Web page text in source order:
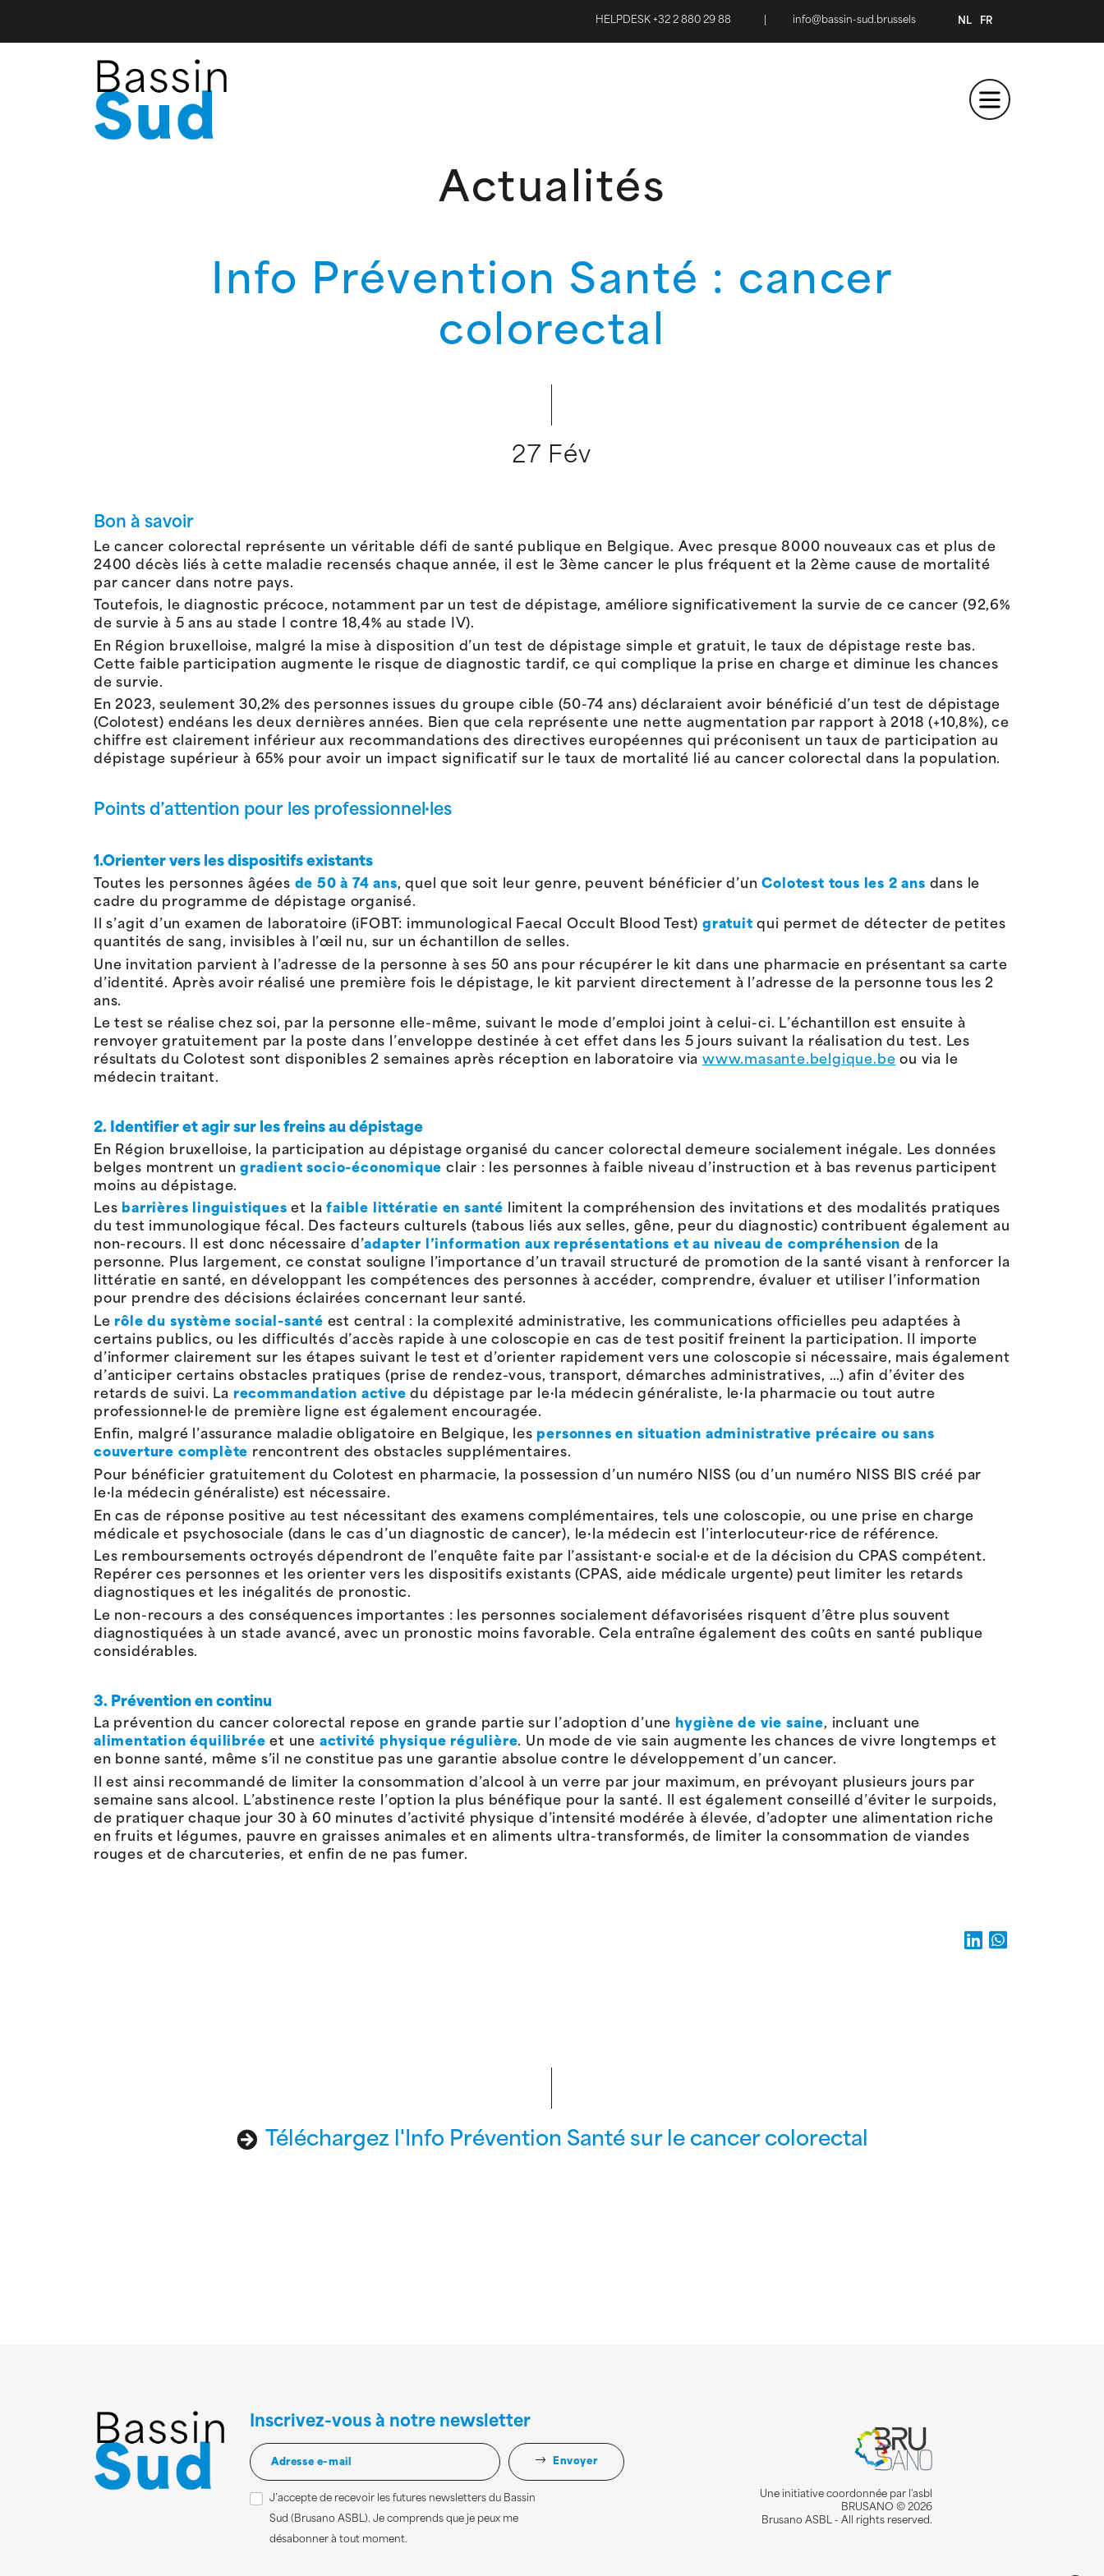
HELPDESK +32 2 880 29 88 info@bassin-sud.brussels NL FR
Actualités
Info Prévention Santé : cancer
colorectal
27 Fév
Bon à savoir
Le cancer colorectal représente un véritable défi de santé publique en Belgique. Avec presque 8000 nouveaux cas et plus de
2400 décès liés à cette maladie recensés chaque année, il est le 3ème cancer le plus fréquent et la 2ème cause de mortalité
par cancer dans notre pays.
Toutefois, le diagnostic précoce, notamment par un test de dépistage, améliore significativement la survie de ce cancer (92,6%
de survie à 5 ans au stade I contre 18,4% au stade IV).
En Région bruxelloise, malgré la mise à disposition d’un test de dépistage simple et gratuit, le taux de dépistage reste bas.
Cette faible participation augmente le risque de diagnostic tardif, ce qui complique la prise en charge et diminue les chances
de survie.
En 2023, seulement 30,2% des personnes issues du groupe cible (50-74 ans) déclaraient avoir bénéficié d’un test de dépistage
(Colotest) endéans les deux dernières années. Bien que cela représente une nette augmentation par rapport à 2018 (+10,8%), ce
chiffre est clairement inférieur aux recommandations des directives européennes qui préconisent un taux de participation au
dépistage supérieur à 65% pour avoir un impact significatif sur le taux de mortalité lié au cancer colorectal dans la population.
Points d’attention pour les professionnel·les
1.Orienter vers les dispositifs existants
Toutes les personnes âgées de 50 à 74 ans, quel que soit leur genre, peuvent bénéficier d’unColotest tous les 2 ans dans le
cadre du programme de dépistage organisé.
Il s’agit d’un examen de laboratoire (iFOBT: immunological Faecal Occult Blood Test) gratuitqui permet de détecter de petites
quantités de sang, invisibles à l’œil nu, sur un échantillon de selles.
Une invitation parvient à l’adresse de la personne à ses 50 ans pour récupérer le kit dans une pharmacie en présentant sa carte
d’identité. Après avoir réalisé une première fois le dépistage, le kit parvient directement à l’adresse de la personne tous les 2
ans.
Le test se réalise chez soi, par la personne elle-même, suivant le mode d’emploi joint à celui-ci. L’échantillon est ensuite à
renvoyer gratuitement par la poste dans l’enveloppe destinée à cet effet dans les 5 jours suivant la réalisation du test. Les
résultats du Colotest sont disponibles 2 semaines après réception en laboratoire via www.masante.belgique.be ou via le
médecin traitant.
2. Identifier et agir sur les freins au dépistage
En Région bruxelloise, la participation au dépistage organisé du cancer colorectal demeure socialement inégale. Les données
belges montrent ungradient socio-économique clair : les personnes à faible niveau d’instruction et à bas revenus participent
moins au dépistage.
Les barrières linguistiques et lafaible littératie en santé limitent la compréhension des invitations et des modalités pratiques
du test immunologique fécal. Des facteurs culturels (tabous liés aux selles, gêne, peur du diagnostic) contribuent également au
non-recours. Il est donc nécessaire d’adapter l’information aux représentations et au niveau de compréhension de la
personne. Plus largement, ce constat souligne l’importance d’un travail structuré de promotion de la santé visant à renforcer la
littératie en santé, en développant les compétences des personnes à accéder, comprendre, évaluer et utiliser l’information
pour prendre des décisions éclairées concernant leur santé.
Le rôle du système social-santé est central : la complexité administrative, les communications officielles peu adaptées à
certains publics, ou les difficultés d’accès rapide à une coloscopie en cas de test positif freinent la participation. Il importe
d’informer clairement sur les étapes suivant le test et d’orienter rapidement vers une coloscopie si nécessaire, mais également
d’anticiper certains obstacles pratiques (prise de rendez-vous, transport, démarches administratives, …) afin d’éviter des
retards de suivi. La recommandation activedu dépistage par le·la médecin généraliste, le·la pharmacie ou tout autre
professionnel·le de première ligne est également encouragée.
Enfin, malgré l’assurance maladie obligatoire en Belgique, les personnes en situation administrative précaire ou sans
couverture complète rencontrent des obstacles supplémentaires.
Pour bénéficier gratuitement du Colotest en pharmacie, la possession d’un numéro NISS (ou d’un numéro NISS BIS créé par
le·la médecin généraliste) est nécessaire.
En cas de réponse positive au test nécessitant des examens complémentaires, tels une coloscopie, ou une prise en charge
médicale et psychosociale (dans le cas d’un diagnostic de cancer), le·la médecin est l’interlocuteur·rice de référence.
Les remboursements octroyés dépendront de l’enquête faite par l’assistant·e social·e et de la décision du CPAS compétent.
Repérer ces personnes et les orienter vers les dispositifs existants (CPAS, aide médicale urgente) peut limiter les retards
diagnostiques et les inégalités de pronostic.
Le non-recours a des conséquences importantes : les personnes socialement défavorisées risquent d’être plus souvent
diagnostiquées à un stade avancé, avec un pronostic moins favorable. Cela entraîne également des coûts en santé publique
considérables.
3. Prévention en continu
La prévention du cancer colorectal repose en grande partie sur l’adoption d’une hygiène de vie saine, incluant une
alimentation équilibrée et une activité physique régulière. Un mode de vie sain augmente les chances de vivre longtemps et
en bonne santé, même s’il ne constitue pas une garantie absolue contre le développement d’un cancer.
Il est ainsi recommandé de limiter la consommation d’alcool à un verre par jour maximum, en prévoyant plusieurs jours par
semaine sans alcool. L’abstinence reste l’option la plus bénéfique pour la santé. Il est également conseillé d’éviter le surpoids,
de pratiquer chaque jour 30 à 60 minutes d’activité physique d’intensité modérée à élevée, d’adopter une alimentation riche
en fruits et légumes, pauvre en graisses animales et en aliments ultra-transformés, de limiter la consommation de viandes
rouges et de charcuteries, et enfin de ne pas fumer.
Téléchargez l'Info Prévention Santé sur le cancer colorectal
Inscrivez-vous à notre newsletter
Envoyer
J’accepte de recevoir les futures newsletters du Bassin
Sud (Brusano ASBL). Je comprends que je peux me
désabonner à tout moment.
Une initiative coordonnée par l'asbl
BRUSANO © 2026
Brusano ASBL - All rights reserved.